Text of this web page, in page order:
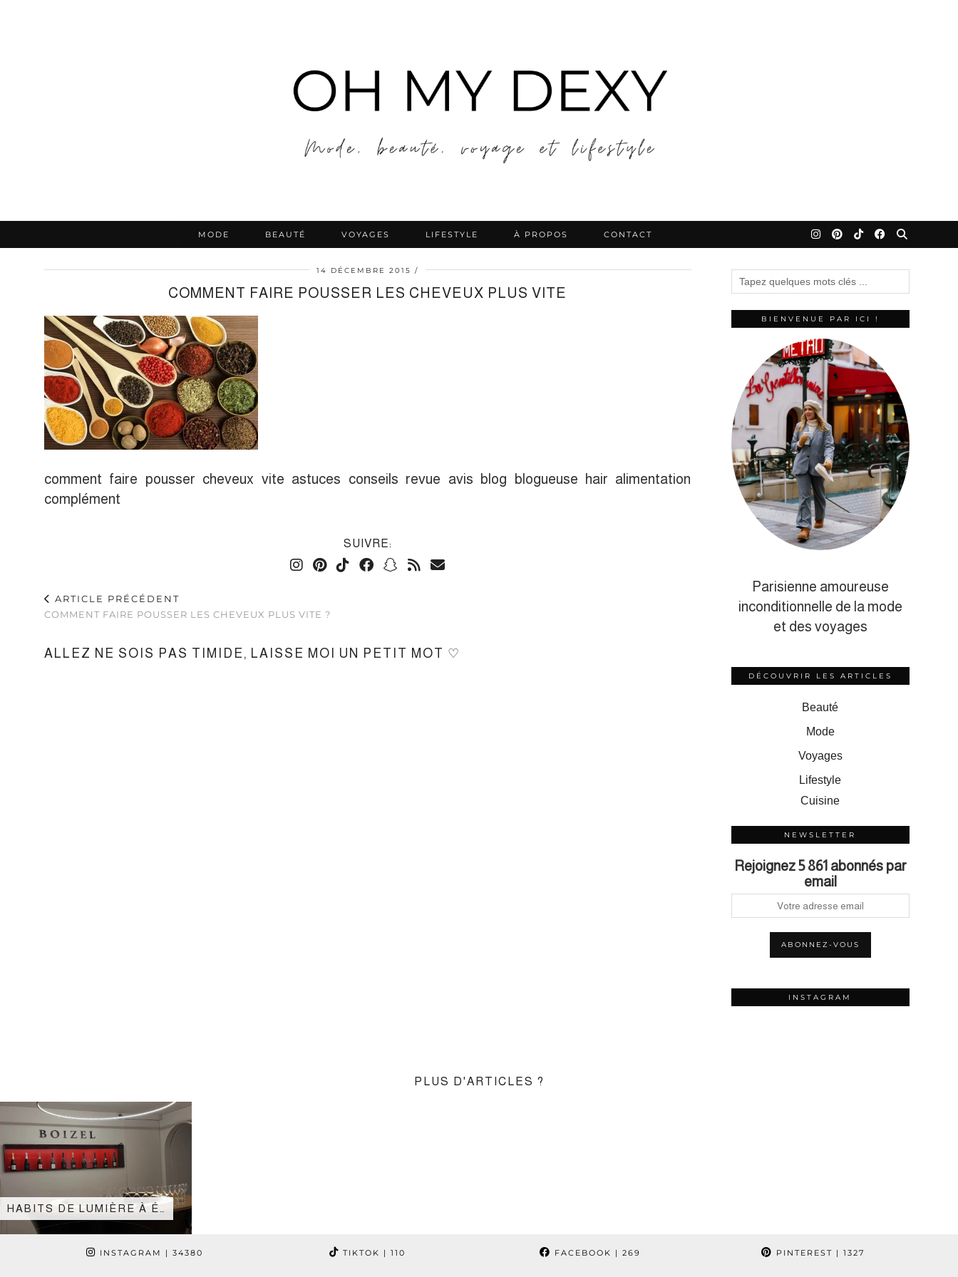
MODE BEAUTÉ VOYAGES LIFESTYLE À PROPOS CONTACT
14 DÉCEMBRE 2015
COMMENT FAIRE POUSSER LES CHEVEUX PLUS VITE
comment faire pousser cheveux vite astuces conseils revue avis blog blogueuse hair alimentation
complément
SUIVRE:
ARTICLE PRÉCÉDENT
COMMENT FAIRE POUSSER LES CHEVEUX PLUS VITE ?
ALLEZ NE SOIS PAS TIMIDE, LAISSE MOI UN PETIT MOT ♡
BIENVENUE PAR ICI !
Parisienne amoureuse
inconditionnelle de la mode
et des voyages
DÉCOUVRIR LES ARTICLES
Beauté
Mode
Voyages
Lifestyle
Cuisine
NEWSLETTER
Rejoignez 5 861 abonnés par
email
INSTAGRAM
PLUS D'ARTICLES ?
HABITS DE LUMIÈRE À É…
INSTAGRAM | 34380 TIKTOK | 110 FACEBOOK | 269 PINTEREST | 1327